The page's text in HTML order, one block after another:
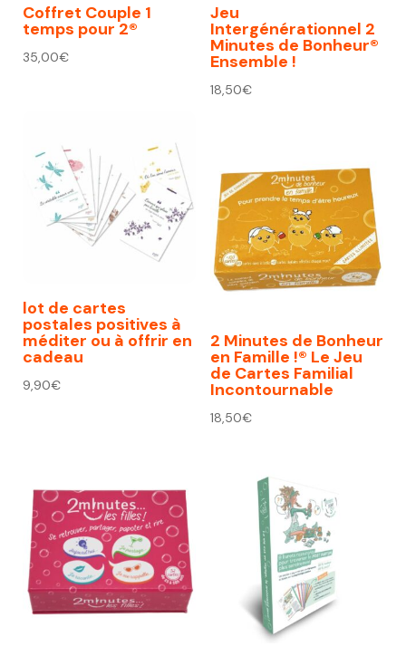
Coffret Couple 1
temps pour 2®
35,00€
Jeu
Intergénérationnel 2
Minutes de Bonheur®
Ensemble !
18,50€
lot de cartes
postales positives à
méditer ou à offrir en
cadeau
9,90€
2 Minutes de Bonheur
en Famille !® Le Jeu
de Cartes Familial
Incontournable
18,50€